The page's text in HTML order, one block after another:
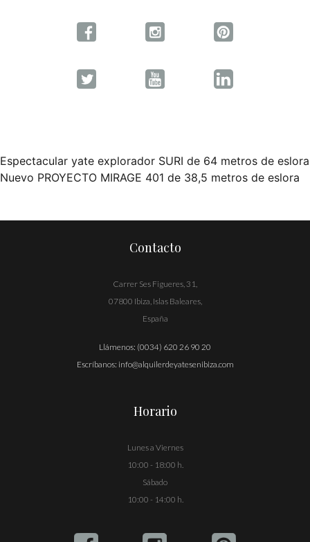
Navegación
entradas
Espectacular yate explorador SURI de 64 metros de eslora
Nuevo PROYECTO MIRAGE 401 de 38,5 metros de eslora
Contacto
Carrer Ses Figueres, 31,
07800 Ibiza, Islas Baleares,
España
Llámenos: (0034) 620 26 90 20
Escríbanos: info@alquilerdeyatesenibiza.com
Horario
Lunes a Viernes
10:00 - 18:00 h.
Sábado
10:00 - 14:00 h.